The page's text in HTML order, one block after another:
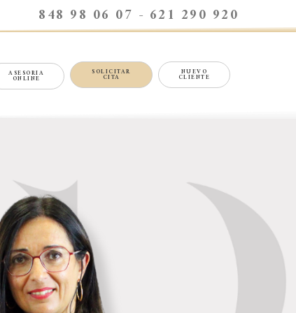
848 98 06 07 - 621 290 920
ASESORIA
ONLINE
SOLICITAR
CITA
NUEVO
CLIENTE